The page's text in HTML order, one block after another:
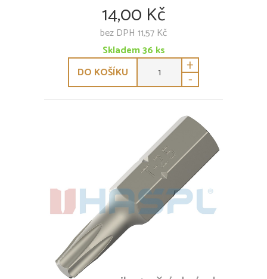
14,00 Kč
bez DPH 11,57 Kč
Skladem36 ks
DO KOŠÍKU
+
-